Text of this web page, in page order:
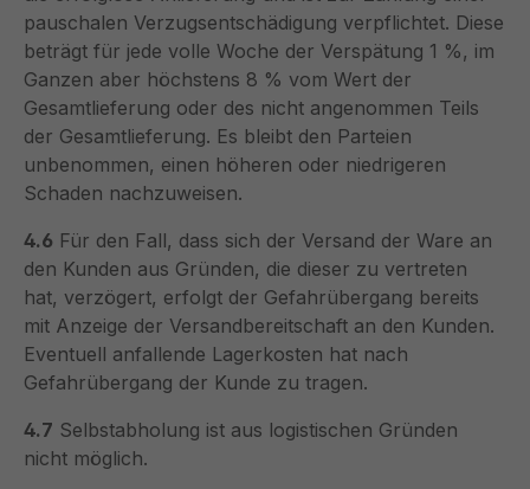
pauschalen Verzugsentschädigung verpflichtet. Diese
beträgt für jede volle Woche der Verspätung 1 %, im
Ganzen aber höchstens 8 % vom Wert der
Gesamtlieferung oder des nicht angenommen Teils
der Gesamtlieferung. Es bleibt den Parteien
unbenommen, einen höheren oder niedrigeren
Schaden nachzuweisen.
4.6 Für den Fall, dass sich der Versand der Ware an
den Kunden aus Gründen, die dieser zu vertreten
hat, verzögert, erfolgt der Gefahrübergang bereits
mit Anzeige der Versandbereitschaft an den Kunden.
Eventuell anfallende Lagerkosten hat nach
Gefahrübergang der Kunde zu tragen.
4.7 Selbstabholung ist aus logistischen Gründen
nicht möglich.